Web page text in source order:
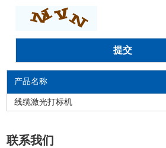
产品名称
线缆激光打标机
联系我们